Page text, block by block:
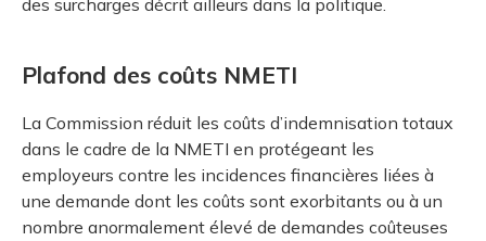
des surcharges décrit ailleurs dans la politique.
Plafond des coûts NMETI
La Commission réduit les coûts d’indemnisation totaux
dans le cadre de la NMETI en protégeant les
employeurs contre les incidences financières liées à
une demande dont les coûts sont exorbitants ou à un
nombre anormalement élevé de demandes coûteuses